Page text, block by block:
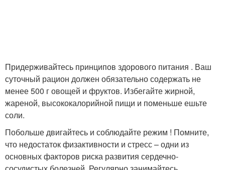
Придерживайтесь принципов здорового питания . Ваш
суточный рацион должен обязательно содержать не
менее 500 г овощей и фруктов. Избегайте жирной,
жареной, высококалорийной пищи и поменьше ешьте
соли.
Побольше двигайтесь и соблюдайте режим ! Помните,
что недостаток физактивности и стресс – одни из
основных факторов риска развития сердечно-